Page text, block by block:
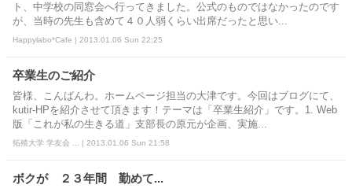
ト、中学校の同窓会へ行ってきました。公式のものではなかったのです
が、当時の先生も含めて４０人弱くらい出席だったと思い...
Happylabo*Cafe | 2013.01.06 Sun 22:25
卒業生のご紹介
皆様、こんばんわ。ホームページ担当の大津です。今回はブログにて、
kutir-HPを紹介させて頂きます！テーマは「卒業生紹介」です。1. Web
版「これが私の生きる道」支部長の原元が企画、実施...
拓殖大学 学友会 ... | 2013.01.06 Sun 21:58
ボクが ２３年間 勤めて...